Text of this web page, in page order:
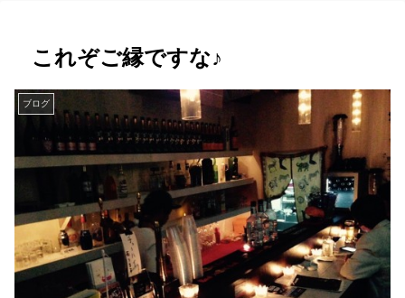
これぞご縁ですな♪
ブログ